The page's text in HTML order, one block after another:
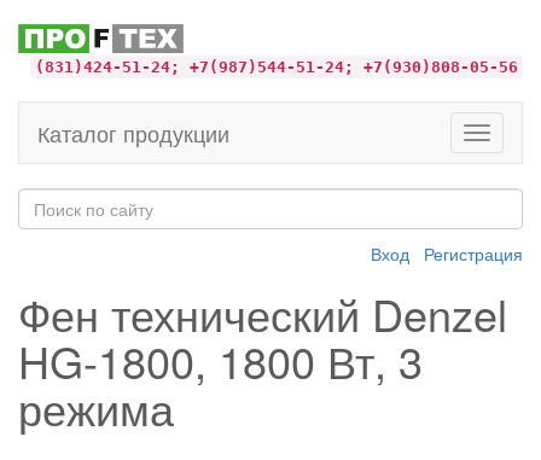
(831)424-51-24; +7(987)544-51-24; +7(930)808-05-56
Toggle
Каталог продукции
Вход Регистрация
Фен технический Denzel
HG-1800, 1800 Вт, 3
режима